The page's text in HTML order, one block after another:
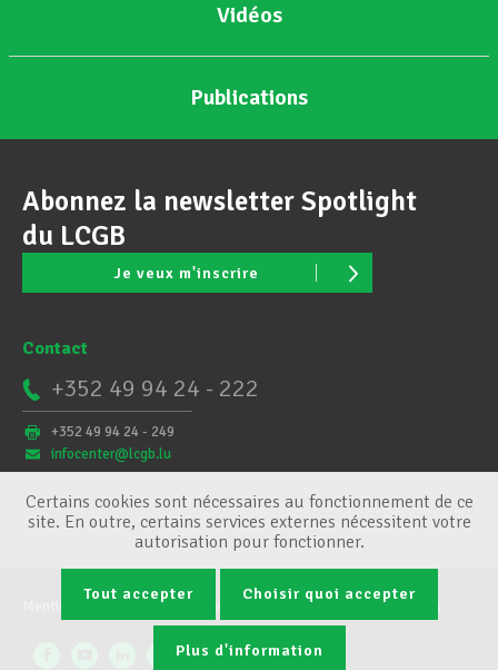
Vidéos
Publications
Abonnez la newsletter Spotlight
du LCGB
Je veux m'inscrire
Contact
+352 49 94 24 - 222
+352 49 94 24 - 249
infocenter@lcgb.lu
Conditions générales Gestion des cookies
Certains cookies sont nécessaires au fonctionnement de ce
site. En outre, certains services externes nécessitent votre
autorisation pour fonctionner.
Tout accepter Choisir quoi accepter
Plus d'information